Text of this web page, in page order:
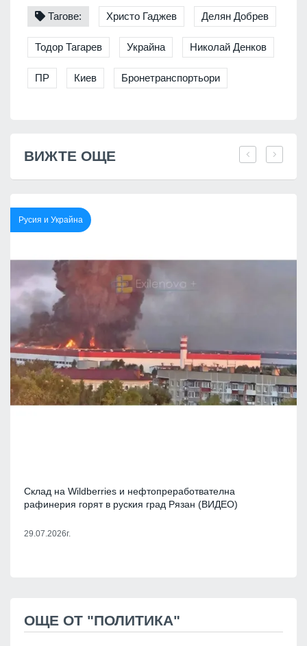
Тагове: Христо Гаджев Делян Добрев
Тодор Тагарев Украйна Николай Денков
ПР Киев Бронетранспортьори
ВИЖТЕ ОЩЕ
Русия и Украйна
Склад на Wildberries и нефтопреработвателна
рафинерия горят в руския град Рязан (ВИДЕО)
29.07.2026г.
ОЩЕ ОТ "ПОЛИТИКА"